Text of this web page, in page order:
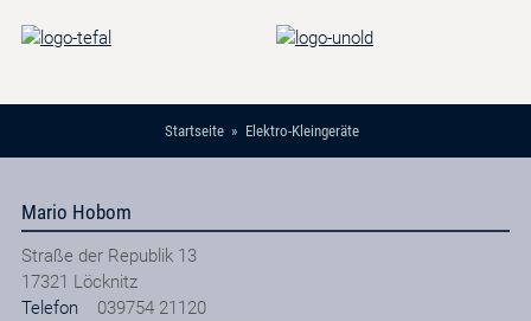
Startseite Elektro-Kleingeräte
Mario Hobom
Straße der Republik 13
17321 Löcknitz
Telefon
039754 21120